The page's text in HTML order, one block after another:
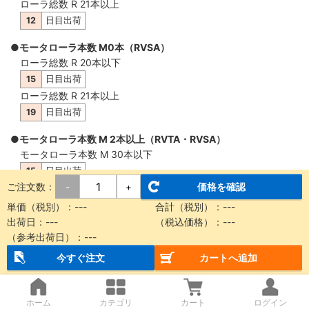
ローラ総数 R 21本以上
12 日目出荷
●モータローラ本数 M0本（RVSA）
ローラ総数 R 20本以下
15 日目出荷
ローラ総数 R 21本以上
19 日目出荷
●モータローラ本数 M 2本以上（RVTA・RVSA）
モータローラ本数 M 30本以下
15 日目出荷
モータローラ本数 M 31本以上
19 日目出荷
概要・仕様
【納品に関する注意事項】
ご注文数： - +
価格を確認
単価（税別）： --- 合計（税別）： ---
出荷日： --- （税込価格）： ---
（参考出荷日）： ---
今すぐ注文
カートへ追加
ホーム カテゴリ カート ログイン